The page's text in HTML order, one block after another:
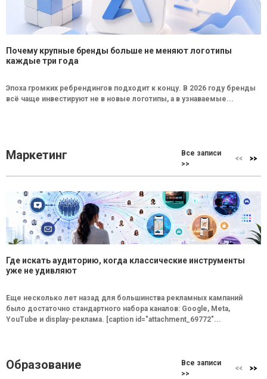
Почему крупные бренды больше не меняют логотипы
каждые три года
Эпоха громких ребрендингов подходит к концу. В 2026 году бренды
всё чаще инвестируют не в новые логотипы, а в узнаваемые...
Маркетинг
Все записи
>>
Где искать аудиторию, когда классические инструменты
уже не удивляют
Еще несколько лет назад для большинства рекламных кампаний
было достаточно стандартного набора каналов: Google, Meta,
YouTube и display-реклама. [caption id="attachment_69772"...
Образование
Все записи
>>